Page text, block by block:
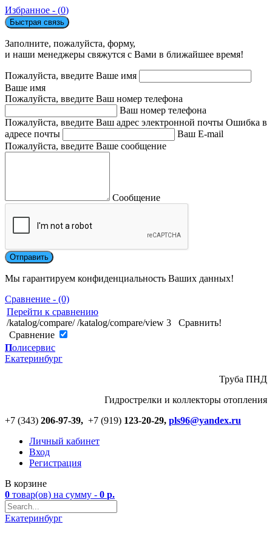
Избранное - (0)
Быстрая связь
Заполните, пожалуйста, форму,
и наши менеджеры свяжутся с Вами в ближайшее время!
Пожалуйста, введите Ваше имя
Ваше имя
Пожалуйста, введите Ваш номер телефона
Ваш номер телефона
Пожалуйста, введите Ваш адрес электронной почты Ошибка в
адресе почты
Ваш E-mail
Пожалуйста, введите Ваше сообщение
Сообщение
Мы гарантируем конфиденциальность Ваших данных!
Сравнение - (0)
Перейти к сравнению
/katalog/compare/ /katalog/compare/view 3
Сравнить!
Cравнение
Полисервис
Екатеринбург
Труба ПНД
Гидрострелки и коллекторы отопления
+7 (343) 206-97-39, +7 (919) 123-20-29, pls96@yandex.ru
Личный кабинет
Вход
Регистрация
В корзине
0 товар(ов) на сумму - 0 р.
Екатеринбург